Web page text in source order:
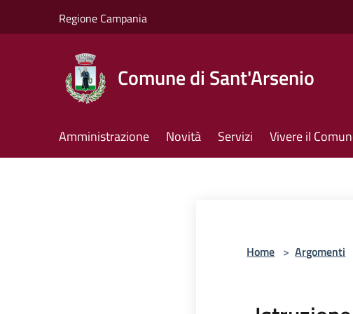
Regione Campania
Comune di Sant'Arsenio
Amministrazione Novità Servizi Vivere il
Home > Argomenti